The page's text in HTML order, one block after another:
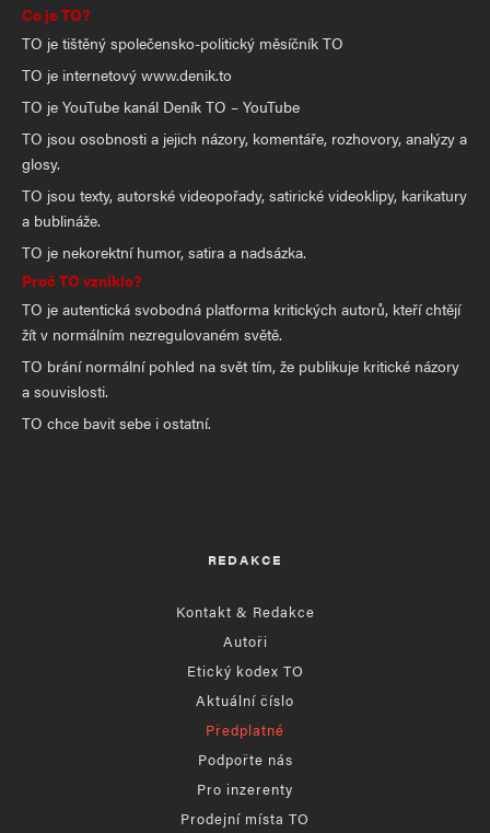
Co je TO?
TO je tištěný společensko-politický měsíčník TO
TO je internetový www.denik.to
TO je YouTube kanál Deník TO – YouTube
TO jsou osobnosti a jejich názory, komentáře, rozhovory, analýzy a
glosy.
TO jsou texty, autorské videopořady, satirické videoklipy, karikatury
a bublináže.
TO je nekorektní humor, satira a nadsázka.
Proč TO vzniklo?
TO je autentická svobodná platforma kritických autorů, kteří chtějí
žít v normálním nezregulovaném světě.
TO brání normální pohled na svět tím, že publikuje kritické názory
a souvislosti.
TO chce bavit sebe i ostatní.
REDAKCE
Kontakt & Redakce
Autoři
Etický kodex TO
Aktuální číslo
Předplatné
Podpořte nás
Pro inzerenty
Prodejní místa TO